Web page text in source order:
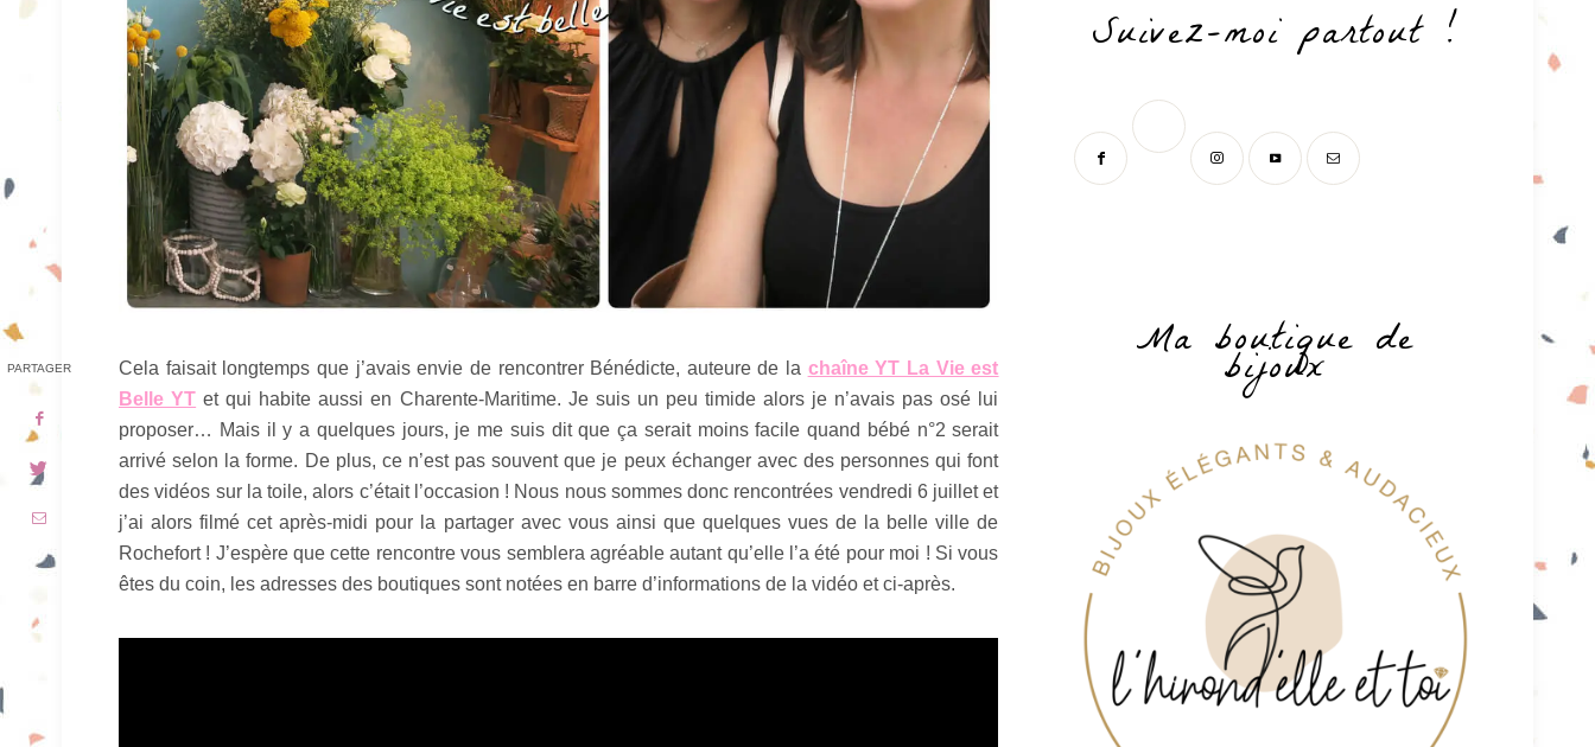
Cela faisait longtemps que j’avais envie de rencontrer Bénédicte, auteure de la chaîne YT La Vie est
Belle YT et qui habite aussi en Charente-Maritime. Je suis un peu timide alors je n’avais pas osé lui
proposer… Mais il y a quelques jours, je me suis dit que ça serait moins facile quand bébé n°2 serait
arrivé selon la forme. De plus, ce n’est pas souvent que je peux échanger avec des personnes qui font
des vidéos sur la toile, alors c’était l’occasion ! Nous nous sommes donc rencontrées vendredi 6 juillet et
j’ai alors filmé cet après-midi pour la partager avec vous ainsi que quelques vues de la belle ville de
Rochefort ! J’espère que cette rencontre vous semblera agréable autant qu’elle l’a été pour moi ! Si vous
êtes du coin, les adresses des boutiques sont notées en barre d’informations de la vidéo et ci-après.
PARTAGER
Suivez-moi partout !
Ma boutique de
bijoux